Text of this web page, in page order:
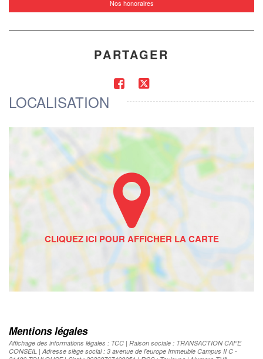
Nos honoraires
PARTAGER
LOCALISATION
Mentions légales
Affichage des informations légales : TCC | Raison sociale : TRANSACTION CAFE
CONSEIL | Adresse siège social : 3 avenue de l'europe Immeuble Campus II C -